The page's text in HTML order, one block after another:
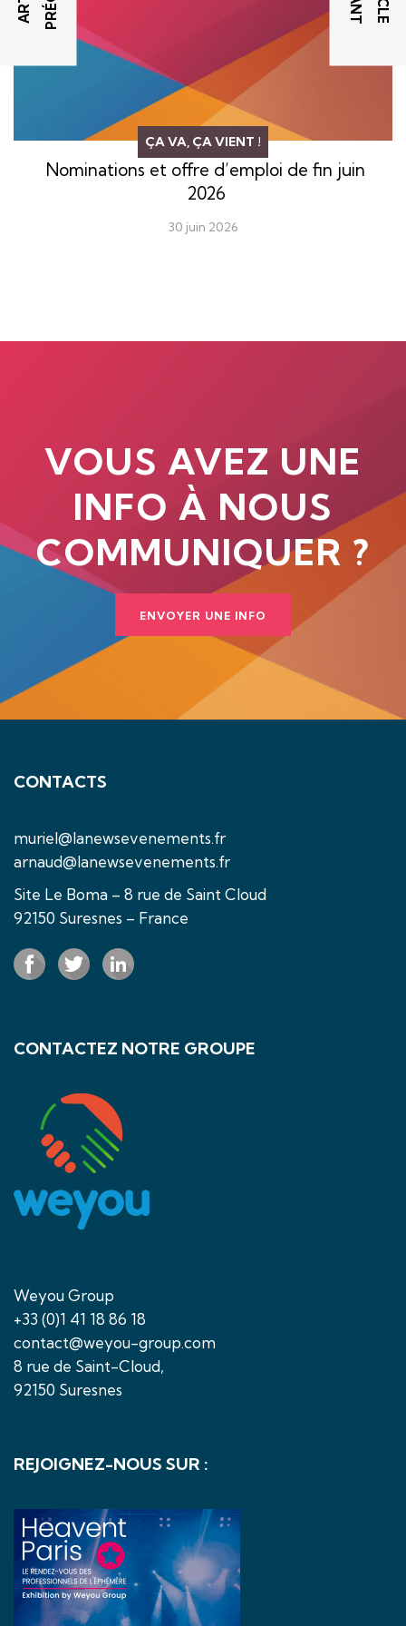
ÇA VA, ÇA VIENT !
Nominations et offre d’emploi de fin juin
2026
30 juin 2026
VOUS AVEZ UNE
INFO À NOUS
COMMUNIQUER ?
ENVOYER UNE INFO
CONTACTS
muriel@lanewsevenements.fr
arnaud@lanewsevenements.fr
Site Le Boma – 8 rue de Saint Cloud
92150 Suresnes – France
CONTACTEZ NOTRE GROUPE
Weyou Group
+33 (0)1 41 18 86 18
contact@weyou-group.com
8 rue de Saint-Cloud,
92150 Suresnes
REJOIGNEZ-NOUS SUR :